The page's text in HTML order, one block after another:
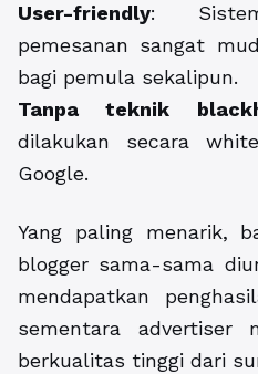
User-friendly:
pemesanan sangat
bagi pemula sekalipun.
Tanpa teknik
dilakukan secara
Google.
Yang paling menarik,
blogger sama-sama
mendapatkan
sementara advertiser
berkualitas tinggi dari